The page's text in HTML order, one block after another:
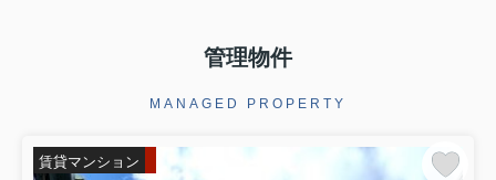
管理物件
MANAGED PROPERTY
賃貸マンション